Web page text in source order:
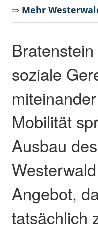
⇒ Mehr
soziale
Mobilität
Ausbau
Angebot,
tatsächlich